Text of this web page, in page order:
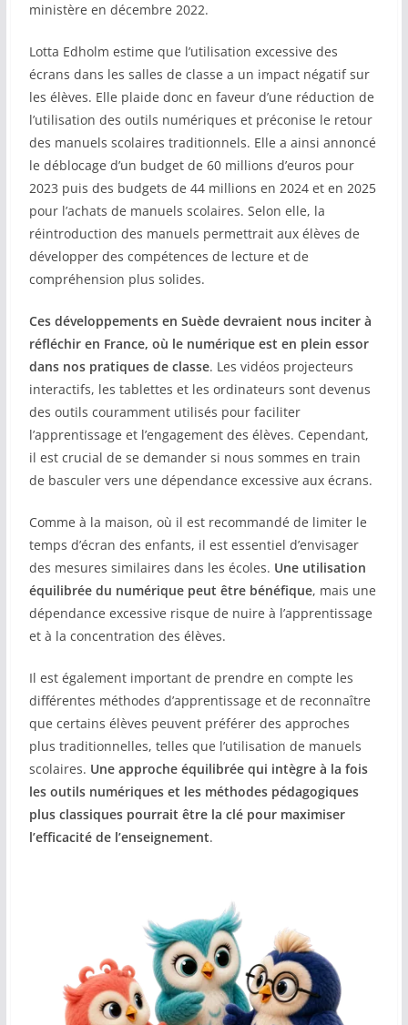
ministère en décembre 2022.
Lotta Edholm estime que l’utilisation excessive des
écrans dans les salles de classe a un impact négatif sur
les élèves. Elle plaide donc en faveur d’une réduction de
l’utilisation des outils numériques et préconise le retour
des manuels scolaires traditionnels. Elle a ainsi annoncé
le déblocage d’un budget de 60 millions d’euros pour
2023 puis des budgets de 44 millions en 2024 et en 2025
pour l’achats de manuels scolaires. Selon elle, la
réintroduction des manuels permettrait aux élèves de
développer des compétences de lecture et de
compréhension plus solides.
Ces développements en Suède devraient nous inciter à
réfléchir en France, où le numérique est en plein essor
dans nos pratiques de classe. Les vidéos projecteurs
interactifs, les tablettes et les ordinateurs sont devenus
des outils couramment utilisés pour faciliter
l’apprentissage et l’engagement des élèves. Cependant,
il est crucial de se demander si nous sommes en train
de basculer vers une dépendance excessive aux écrans.
Comme à la maison, où il est recommandé de limiter le
temps d’écran des enfants, il est essentiel d’envisager
des mesures similaires dans les écoles. Une utilisation
équilibrée du numérique peut être bénéfique, mais une
dépendance excessive risque de nuire à l’apprentissage
et à la concentration des élèves.
Il est également important de prendre en compte les
différentes méthodes d’apprentissage et de reconnaître
que certains élèves peuvent préférer des approches
plus traditionnelles, telles que l’utilisation de manuels
scolaires. Une approche équilibrée qui intègre à la fois
les outils numériques et les méthodes pédagogiques
plus classiques pourrait être la clé pour maximiser
l’efficacité de l’enseignement.